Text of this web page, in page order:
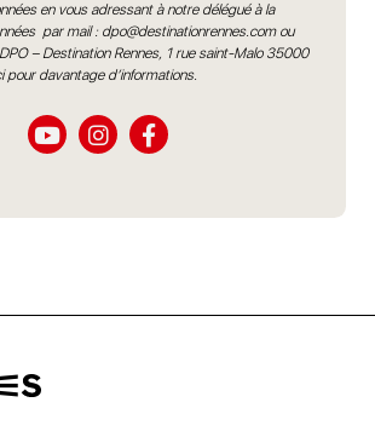
en vous adressant à notre délégué à la
par mail : dpo@destinationrennes.comou
– Destination Rennes, 1 rue saint-Malo 35000
pour davantage d’informations.